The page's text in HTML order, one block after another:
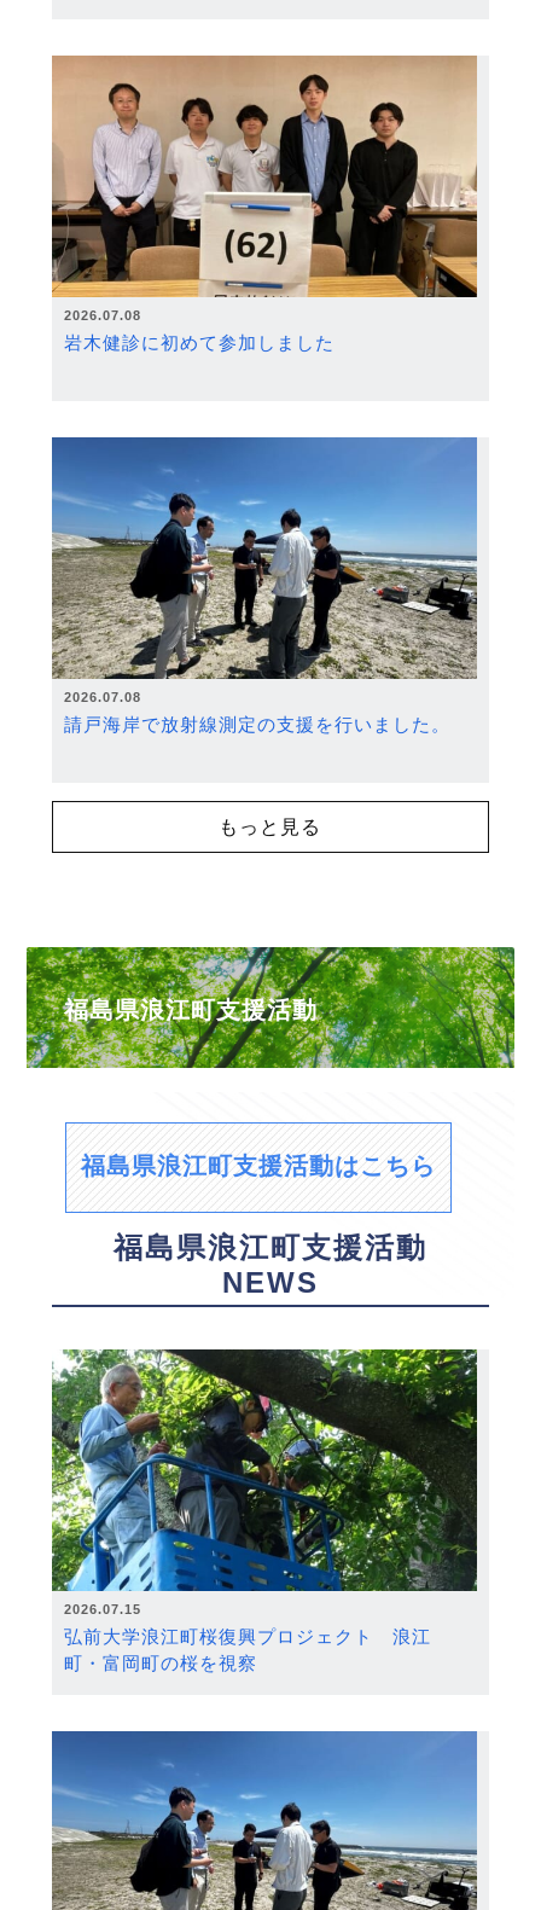
2026.07.08
岩木健診に初めて参加しました
2026.07.08
請戸海岸で放射線測定の支援を行いました。
もっと見る
福島県浪江町支援活動
福島県浪江町支援活動はこちら
福島県浪江町支援活動
NEWS
2026.07.15
弘前大学浪江町桜復興プロジェクト 浪江
町・富岡町の桜を視察